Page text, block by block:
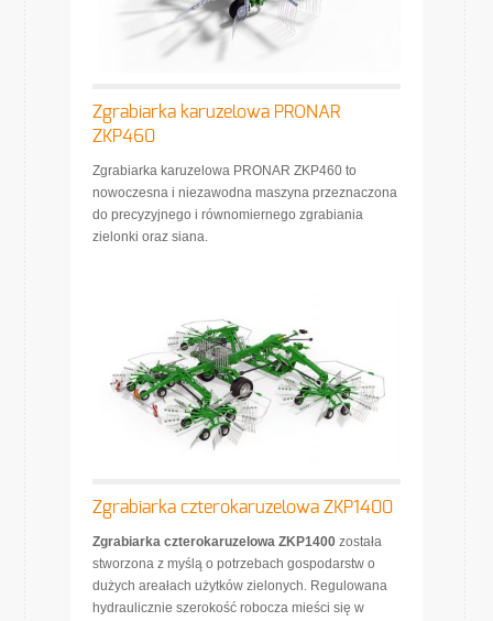
Zgrabiarka karuzelowa PRONAR
ZKP460
Zgrabiarka karuzelowa PRONAR ZKP460 to
nowoczesna i niezawodna maszyna przeznaczona
do precyzyjnego i równomiernego zgrabiania
zielonki oraz siana.
Zgrabiarka czterokaruzelowa ZKP1400
Zgrabiarka czterokaruzelowa ZKP1400 została
stworzona z myślą o potrzebach gospodarstw o
dużych areałach użytków zielonych. Regulowana
hydraulicznie szerokość robocza mieści się w